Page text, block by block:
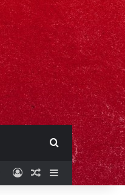
Buscar por
AccesoPublicación al
Barra lateral